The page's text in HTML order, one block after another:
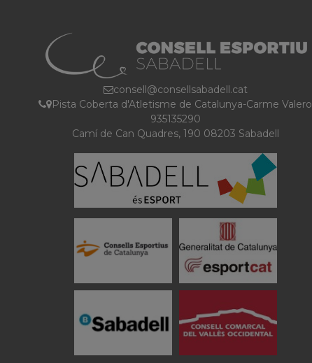
consell@consellsabadell.cat
Pista Coberta d'Atletisme de Catalunya-Carme Valero
935135290
Camí de Can Quadres, 190 08203 Sabadell